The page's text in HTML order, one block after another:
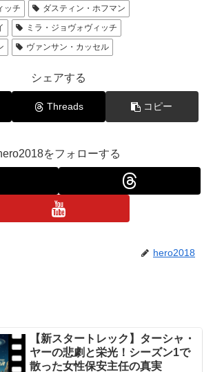
ッチ
ダスティン・ホフマン
ミラ・ジョヴォヴィッチ
ヴァンサン・カッセル
シェアする
Threads コピー
をフォローする
hero2018
【新スタートレック】ターシャ・
ヤーの悲劇と栄光！シーズン1で
散った女性保安主任の真実